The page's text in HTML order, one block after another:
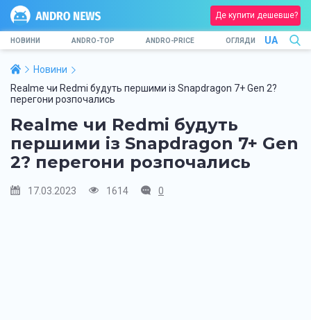
Де купити дешевше?
НОВИНИ ANDRO-TOP ANDRO-PRICE ОГЛЯДИ UA
Новини
Realme чи Redmi будуть першими із Snapdragon 7+ Gen 2?
перегони розпочались
Realme чи Redmi будуть
першими із Snapdragon 7+ Gen
2? перегони розпочались
17.03.2023 1614 0